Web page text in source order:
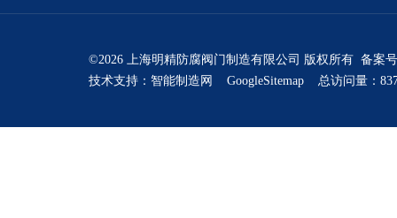
©2026 上海明精防腐阀门制造有限公司 版权所有 备案
技术支持： 智能制造网 GoogleSitemap 总访问量：